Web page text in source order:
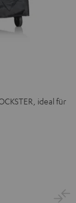
ideal für